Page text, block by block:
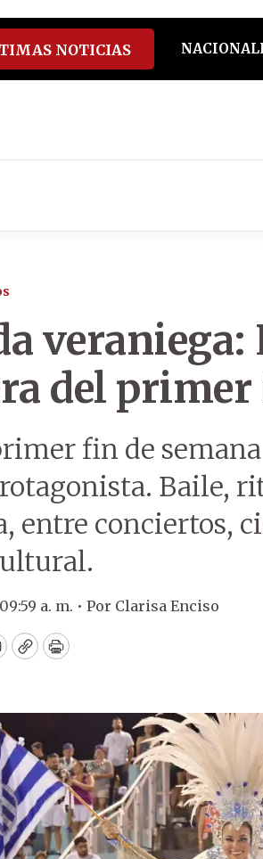
youtube
spotify
NOTICIAS
veraniega:
del
fin de
Baile,
entre conciertos,
a. m. • Por Clarisa Enciso
CopyPrint